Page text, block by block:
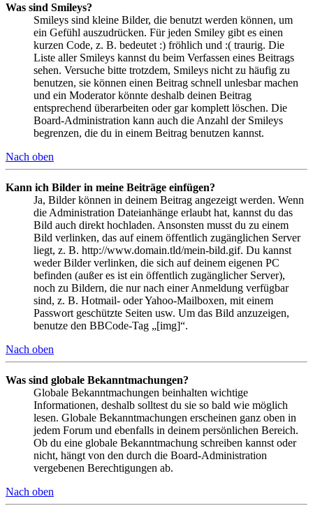
Was sind Smileys?
Smileys sind kleine Bilder, die benutzt werden können, um
ein Gefühl auszudrücken. Für jeden Smiley gibt es einen
kurzen Code, z. B. bedeutet :) fröhlich und :( traurig. Die
Liste aller Smileys kannst du beim Verfassen eines Beitrags
sehen. Versuche bitte trotzdem, Smileys nicht zu häufig zu
benutzen, sie können einen Beitrag schnell unlesbar machen
und ein Moderator könnte deshalb deinen Beitrag
entsprechend überarbeiten oder gar komplett löschen. Die
Board-Administration kann auch die Anzahl der Smileys
begrenzen, die du in einem Beitrag benutzen kannst.
Nach oben
Kann ich Bilder in meine Beiträge einfügen?
Ja, Bilder können in deinem Beitrag angezeigt werden. Wenn
die Administration Dateianhänge erlaubt hat, kannst du das
Bild auch direkt hochladen. Ansonsten musst du zu einem
Bild verlinken, das auf einem öffentlich zugänglichen Server
liegt, z. B. http://www.domain.tld/mein-bild.gif. Du kannst
weder Bilder verlinken, die sich auf deinem eigenen PC
befinden (außer es ist ein öffentlich zugänglicher Server),
noch zu Bildern, die nur nach einer Anmeldung verfügbar
sind, z. B. Hotmail- oder Yahoo-Mailboxen, mit einem
Passwort geschützte Seiten usw. Um das Bild anzuzeigen,
benutze den BBCode-Tag „[img]“.
Nach oben
Was sind globale Bekanntmachungen?
Globale Bekanntmachungen beinhalten wichtige
Informationen, deshalb solltest du sie so bald wie möglich
lesen. Globale Bekanntmachungen erscheinen ganz oben in
jedem Forum und ebenfalls in deinem persönlichen Bereich.
Ob du eine globale Bekanntmachung schreiben kannst oder
nicht, hängt von den durch die Board-Administration
vergebenen Berechtigungen ab.
Nach oben